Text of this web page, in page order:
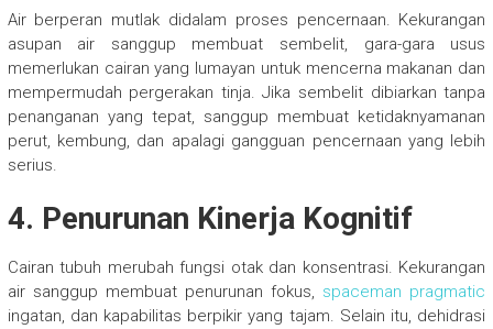
Air berperan mutlak didalam proses pencernaan. Kekurangan
asupan air sanggup membuat sembelit, gara-gara usus
memerlukan cairan yang lumayan untuk mencerna makanan dan
mempermudah pergerakan tinja. Jika sembelit dibiarkan tanpa
penanganan yang tepat, sanggup membuat ketidaknyamanan
perut, kembung, dan apalagi gangguan pencernaan yang lebih
serius.
4. Penurunan Kinerja Kognitif
Cairan tubuh merubah fungsi otak dan konsentrasi. Kekurangan
air sanggup membuat penurunan fokus, spaceman pragmatic
ingatan, dan kapabilitas berpikir yang tajam. Selain itu, dehidrasi